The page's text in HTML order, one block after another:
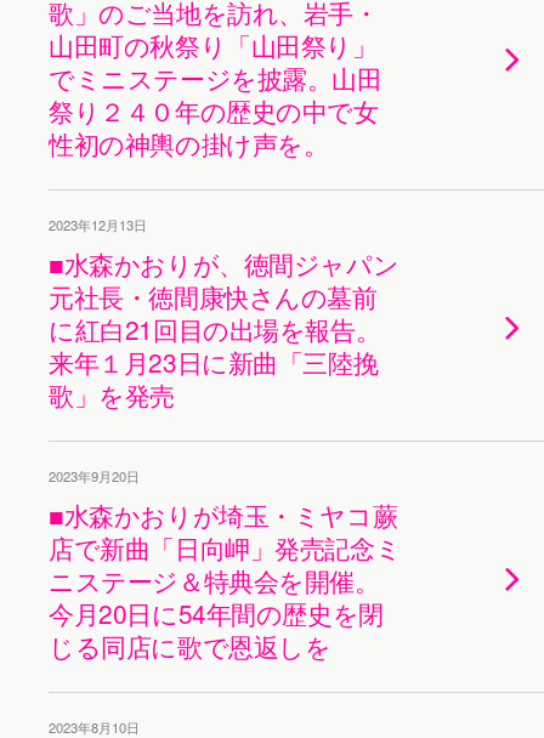
歌」のご当地を訪れ、岩手・
山田町の秋祭り「山田祭り」
でミニステージを披露。山田
祭り２４０年の歴史の中で女
性初の神輿の掛け声を。
2023年12月13日
■水森かおりが、徳間ジャパン
元社長・徳間康快さんの墓前
に紅白21回目の出場を報告。
来年１月23日に新曲「三陸挽
歌」を発売
2023年9月20日
■水森かおりが埼玉・ミヤコ蕨
店で新曲「日向岬」発売記念ミ
ニステージ＆特典会を開催。
今月20日に54年間の歴史を閉
じる同店に歌で恩返しを
2023年8月10日